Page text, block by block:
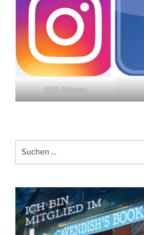
1910 Follower
nach: